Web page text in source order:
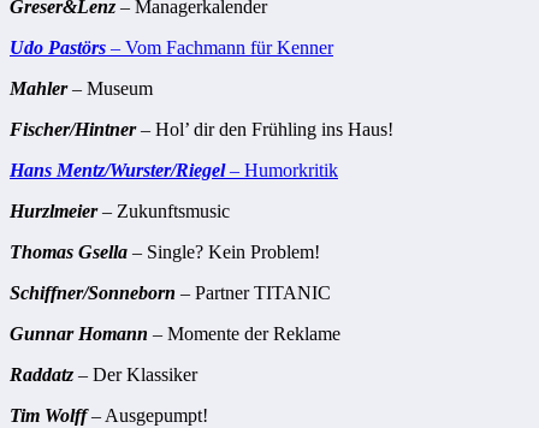
Greser&Lenz – Managerkalender
Udo Pastörs – Vom Fachmann für Kenner
Mahler– Museum
Fischer/Hintner– Hol’ dir den Frühling ins Haus!
Hans Mentz/Wurster/Riegel– Humorkritik
Hurzlmeier– Zukunftsmusic
Thomas Gsella – Single? Kein Problem!
Schiffner/Sonneborn – Partner TITANIC
Gunnar Homann – Momente der Reklame
Raddatz – Der Klassiker
Tim Wolff– Ausgepumpt!